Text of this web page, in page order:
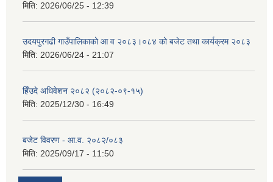
मिति: 2026/06/25 - 12:39
उदयपुरगढी गाउँपालिकाको आ व २०८३।०८४ को बजेट तथा कार्यक्रम २०८३
मिति: 2026/06/24 - 21:07
हिँउदे अधिवेशन २०८२ (२०८२-०९-१५)
मिति: 2025/12/30 - 16:49
बजेट विवरण - आ.व. २०८२/०८३
मिति: 2025/09/17 - 11:50